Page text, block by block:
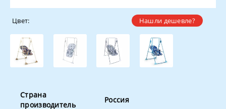
Нашли дешевле?
Цвет:
Страна
производитель
Россия